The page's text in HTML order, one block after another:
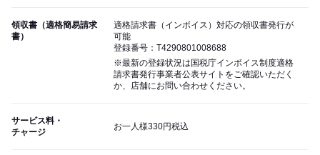
領収書（適格簡易請求
書）
適格請求書（インボイス）対応の領収書発行が
可能
登録番号：T4290801008688
※最新の登録状況は国税庁インボイス制度適格
請求書発行事業者公表サイトをご確認いただく
か、店舗にお問い合わせください。
サービス料・
チャージ
お一人様330円税込